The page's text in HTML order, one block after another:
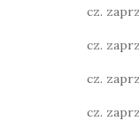
cz.
cz.
cz.
cz.